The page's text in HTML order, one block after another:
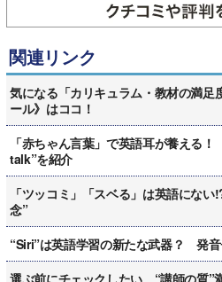
関連リンク
気になる「カリキュラム・教材の満
ール》はココ！
「赤ちゃん言葉」で英語耳が養える
talk”を紹介
「ツッコミ」「スベる」は英語にな
念”
“Siri”は英語学習の新たな武器？ 発
選ぶ前にチェックしたい “講師の質”